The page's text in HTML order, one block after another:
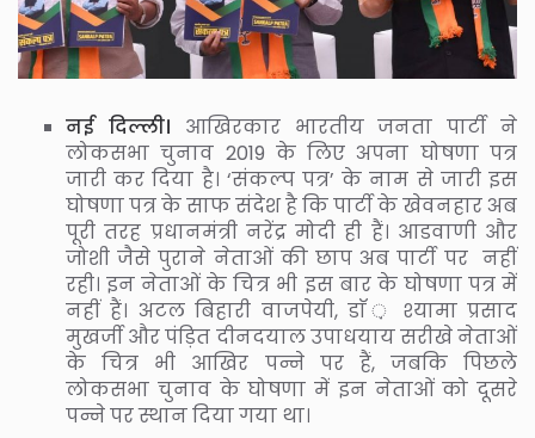
नई दिल्ली। आखिरकार भारतीय जनता पार्टी ने
लोकसभा चुनाव 2019 के लिए अपना घोषणा पत्र
जारी कर दिया है। ‘संकल्प पत्र’ के नाम से जारी इस
घोषणा पत्र के साफ संदेश है कि पार्टी के खेवनहार अब
पूरी तरह प्रधानमंत्री नरेंद्र मोदी ही हैं। आडवाणी और
जोशी जैसे पुराने नेताओं की छाप अब पार्टी पर नहीं
रही। इन नेताओं के चित्र भी इस बार के घोषणा पत्र में
नहीं हैं। अटल बिहारी वाजपेयी, डाॅ ़ श्यामा प्रसाद
मुखर्जी और पंड़ित दीनदयाल उपाधयाय सरीखे नेताओं
के चित्र भी आखिर पन्ने पर हैं, जबकि पिछले
लोकसभा चुनाव के घोषणा में इन नेताओं को दूसरे
पन्ने पर स्थान दिया गया था।